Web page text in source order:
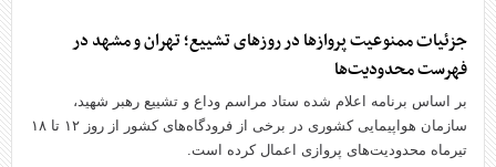
جزئیات ممنوعیت پروازها در روزهای تشییع؛ تهران و مشهد در
فهرست محدودیت‌ها
بر اساس برنامه ‌اعلام شده ستاد مراسم وداع و تشییع رهبر شهید،
سازمان هواپیمایی کشوری در برخی از فرودگاه‌های کشور از روز ۱۲ تا ۱۸
تیرماه محدودیت‌های پروازی اعمال کرده است.